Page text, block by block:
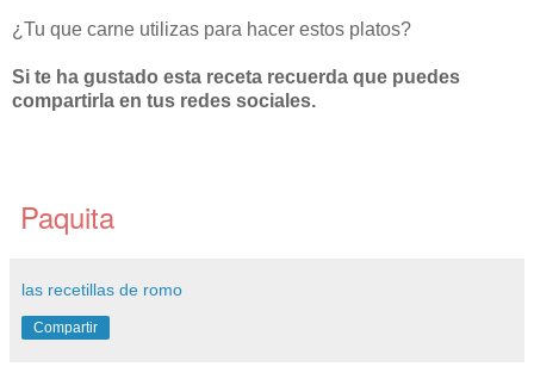
¿Tu que carne utilizas para hacer estos platos?
Si te ha gustado esta receta recuerda que puedes
compartirla en tus redes sociales.
Paquita
las recetillas de romo
Compartir